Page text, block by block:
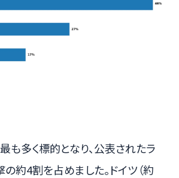
も多く標的となり、公表されたラ
約4割を占めました。ドイツ（約